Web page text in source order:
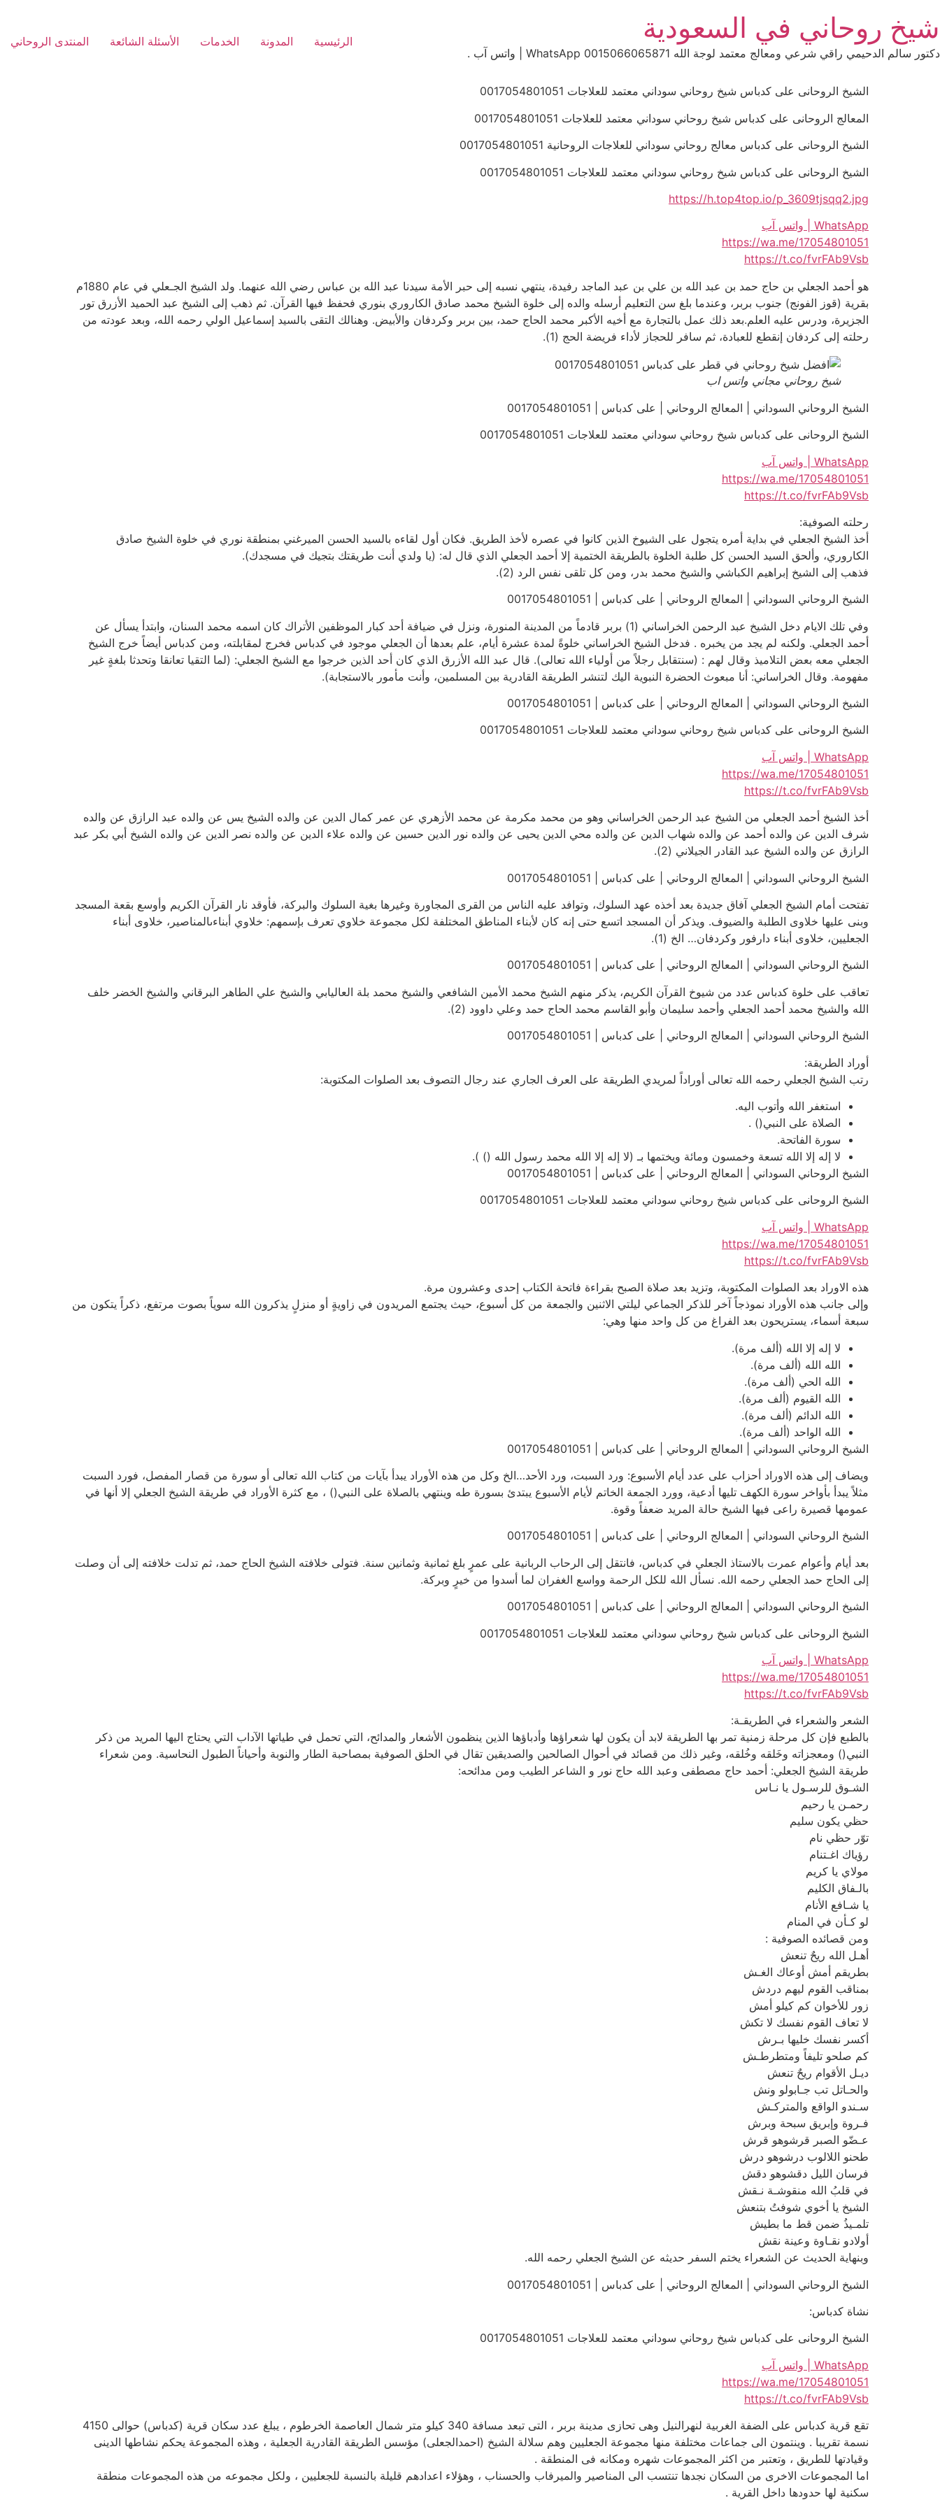
to
content
شيخ روحاني في السعودية
دكتور سالم الدحيمي راقي شرعي ومعالج معتمد لوجة الله 0015066065871 WhatsApp | واتس آب .
الرئيسية المدونة الخدمات الأسئلة الشائعة المنتدى الروحاني
الشيخ الروحانى على كدباس شيخ روحاني سوداني معتمد للعلاجات 0017054801051
المعالج الروحانى على كدباس شيخ روحاني سوداني معتمد للعلاجات 0017054801051
الشيخ الروحانى على كدباس معالج روحاني سوداني للعلاجات الروحانية 0017054801051
الشيخ الروحانى على كدباس شيخ روحاني سوداني معتمد للعلاجات 0017054801051
https://h.top4top.io/p_3609tjsqq2.jpg
WhatsApp | واتس آب
https://wa.me/17054801051
https://t.co/fvrFAb9Vsb
هو أحمد الجعلي بن حاج حمد بن عبد الله بن علي بن عبد الماجد رفيدة، ينتهي نسبه إلى حبر الأمة سيدنا عبد الله بن عباس رضي الله عنهما. ولد الشيخ الجـعلي في عام 1880م
بقرية (قوز الفونج) جنوب بربر، وعندما بلغ سن التعليم أرسله والده إلى خلوة الشيخ محمد صادق الكاروري بنوري فحفظ فيها القرآن. ثم ذهب إلى الشيخ عبد الحميد الأزرق تور
الجزيرة، ودرس عليه العلم.بعد ذلك عمل بالتجارة مع أخيه الأكبر محمد الحاج حمد، بين بربر وكردفان والأبيض. وهنالك التقى بالسيد إسماعيل الولي رحمه الله، وبعد عودته من
رحلته إلى كردفان إنقطع للعبادة، ثم سافر للحجاز لأداء فريضة الحج (1).
شيخ روحاني مجاني واتس اب
الشيخ الروحاني السوداني | المعالج الروحاني | على كدباس | 0017054801051
الشيخ الروحانى على كدباس شيخ روحاني سوداني معتمد للعلاجات 0017054801051
WhatsApp | واتس آب
https://wa.me/17054801051
https://t.co/fvrFAb9Vsb
رحلته الصوفية:
أخذ الشيخ الجعلي في بداية أمره يتجول على الشيوخ الذين كانوا في عصره لأخذ الطريق. فكان أول لقاءه بالسيد الحسن الميرغني بمنطقة نوري في خلوة الشيخ صادق
الكاروري، وألحق السيد الحسن كل طلبة الخلوة بالطريقة الختمية إلا أحمد الجعلي الذي قال له: (يا ولدي أنت طريقتك بتجيك في مسجدك).
فذهب إلى الشيخ إبراهيم الكباشي والشيخ محمد بدر، ومن كل تلقى نفس الرد (2).
الشيخ الروحاني السوداني | المعالج الروحاني | على كدباس | 0017054801051
وفي تلك الايام دخل الشيخ عبد الرحمن الخراساني (1) بربر قادماً من المدينة المنورة، ونزل في ضيافة أحد كبار الموظفين الأتراك كان اسمه محمد السنان، وابتدأ يسأل عن
أحمد الجعلي. ولكنه لم يجد من يخبره . فدخل الشيخ الخراساني خلوةً لمدة عشرة أيام، علم بعدها أن الجعلي موجود في كدباس فخرج لمقابلته، ومن كدباس أيضاً خرج الشيخ
الجعلي معه بعض التلاميذ وقال لهم : (سنتقابل رجلاً من أولياء الله تعالى). قال عبد الله الأزرق الذي كان أحد الذين خرجوا مع الشيخ الجعلي: (لما التقيا تعانقا وتحدثا بلغةٍ غير
مفهومة. وقال الخراساني: أنا مبعوث الحضرة النبوية اليك لتنشر الطريقة القادرية بين المسلمين، وأنت مأمور بالاستجابة).
الشيخ الروحاني السوداني | المعالج الروحاني | على كدباس | 0017054801051
الشيخ الروحانى على كدباس شيخ روحاني سوداني معتمد للعلاجات 0017054801051
WhatsApp | واتس آب
https://wa.me/17054801051
https://t.co/fvrFAb9Vsb
أخذ الشيخ أحمد الجعلي من الشيخ عبد الرحمن الخراساني وهو من محمد مكرمة عن محمد الأزهري عن عمر كمال الدين عن والده الشيخ يس عن والده عبد الرازق عن والده
شرف الدين عن والده أحمد عن والده شهاب الدين عن والده محي الدين يحيى عن والده نور الدين حسين عن والده علاء الدين عن والده نصر الدين عن والده الشيخ أبي بكر عبد
الرازق عن والده الشيخ عبد القادر الجيلاني (2).
الشيخ الروحاني السوداني | المعالج الروحاني | على كدباس | 0017054801051
تفتحت أمام الشيخ الجعلي آفاق جديدة بعد أخذه عهد السلوك، وتوافد عليه الناس من القرى المجاورة وغيرها بغية السلوك والبركة، فأوقد نار القرآن الكريم وأوسع بقعة المسجد
وبنى عليها خلاوى الطلبة والضيوف. ويذكر أن المسجد اتسع حتى إنه كان لأبناء المناطق المختلفة لكل مجموعة خلاوي تعرف بإسمهم: خلاوي أبناءىالمناصير، خلاوى أبناء
الجعليين، خلاوى أبناء دارفور وكردفان… الخ (1).
الشيخ الروحاني السوداني | المعالج الروحاني | على كدباس | 0017054801051
تعاقب على خلوة كدباس عدد من شيوخ القرآن الكريم، يذكر منهم الشيخ محمد الأمين الشافعي والشيخ محمد بلة العاليابي والشيخ علي الطاهر البرقاني والشيخ الخضر خلف
الله والشيخ محمد أحمد الجعلي وأحمد سليمان وأبو القاسم محمد الحاج حمد وعلي داوود (2).
الشيخ الروحاني السوداني | المعالج الروحاني | على كدباس | 0017054801051
أوراد الطريقة:
رتب الشيخ الجعلي رحمه الله تعالى أوراداً لمريدي الطريقة على العرف الجاري عند رجال التصوف بعد الصلوات المكتوبة:
استغفر الله وأتوب اليه.
الصلاة على النبي() .
سورة الفاتحة.
لا إله إلا الله تسعة وخمسون ومائة ويختمها بـ (لا إله إلا الله محمد رسول الله () ).
الشيخ الروحاني السوداني | المعالج الروحاني | على كدباس | 0017054801051
الشيخ الروحانى على كدباس شيخ روحاني سوداني معتمد للعلاجات 0017054801051
WhatsApp | واتس آب
https://wa.me/17054801051
https://t.co/fvrFAb9Vsb
هذه الاوراد بعد الصلوات المكتوبة، وتزيد بعد صلاة الصبح بقراءة فاتحة الكتاب إحدى وعشرون مرة.
وإلى جانب هذه الأوراد نموذجاً آخر للذكر الجماعي ليلتي الاثنين والجمعة من كل أسبوع، حيث يجتمع المريدون في زاويةٍ أو منزلٍ يذكرون الله سوياً بصوت مرتفع، ذكراً يتكون من
سبعة أسماء، يستريحون بعد الفراغ من كل واحد منها وهي:
لا إله إلا الله (ألف مرة).
الله الله (ألف مرة).
الله الحي (ألف مرة).
الله القيوم (ألف مرة).
الله الدائم (ألف مرة).
الله الواحد (ألف مرة).
الشيخ الروحاني السوداني | المعالج الروحاني | على كدباس | 0017054801051
ويضاف إلى هذه الاوراد أحزاب على عدد أيام الأسبوع: ورد السبت، ورد الأحد…الخ وكل من هذه الأوراد يبدأ بآيات من كتاب الله تعالى أو سورة من قصار المفصل، فورد السبت
مثلاً يبدأ بأواخر سورة الكهف تليها أدعية، وورد الجمعة الخاتم لأيام الأسبوع يبتدئ بسورة طه وينتهي بالصلاة على النبي() ، مع كثرة الأوراد في طريقة الشيخ الجعلي إلا أنها في
عمومها قصيرة راعى فيها الشيخ حالة المريد ضعفاً وقوة.
الشيخ الروحاني السوداني | المعالج الروحاني | على كدباس | 0017054801051
بعد أيام وأعوام عمرت بالاستاذ الجعلي في كدباس، فانتقل إلى الرحاب الربانية على عمرٍ بلغ ثمانية وثمانين سنة. فتولى خلافته الشيخ الحاج حمد، ثم تدلت خلافته إلى أن وصلت
إلى الحاج حمد الجعلي رحمه الله. نسأل الله للكل الرحمة وواسع الغفران لما أسدوا من خيرٍ وبركة.
الشيخ الروحاني السوداني | المعالج الروحاني | على كدباس | 0017054801051
الشيخ الروحانى على كدباس شيخ روحاني سوداني معتمد للعلاجات 0017054801051
WhatsApp | واتس آب
https://wa.me/17054801051
https://t.co/fvrFAb9Vsb
الشعر والشعراء في الطريقـة:
بالطبع فإن كل مرحلة زمنية تمر بها الطريقة لابد أن يكون لها شعراؤها وأدباؤها الذين ينظمون الأشعار والمدائح، التي تحمل في طياتها الآداب التي يحتاج اليها المريد من ذكر
النبي() ومعجزاته وخَلقه وخُلقه، وغير ذلك من قصائد في أحوال الصالحين والصديقين تقال في الحلق الصوفية بمصاحبة الطار والنوبة وأحياناً الطبول النحاسية. ومن شعراء
طريقة الشيخ الجعلي: أحمد حاج مصطفى وعبد الله حاج نور و الشاعر الطيب ومن مدائحه:
الشـوق للرسـول يا نـاس
رحمـن يا رحيم
حظي يكون سليم
توّر حظي نام
رؤياك اغـتنام
مولاي يا كريم
بالـفاق الكليم
يا شـافع الأنام
لو كـأن في المنام
ومن قصائده الصوفية :
أهـل الله ريحٌ تنعش
بطريقم أمش أوعاك الغـش
بمناقب القوم ليهم دردش
زور للأخوان كم كيلو أمش
لا تعاف القوم نفسك لا تكش
أكسر نفسك خليها بـرش
كم صلحو تليفاً ومتطرطـش
ديـل الأقوام ريحٌ تنعش
والحـاتل تب جـابولو ونش
سـندو الواقع والمتركـش
فـروة وإبريق سبحة وبرش
عـضّو الصبر قرشوهو قرش
طحنو اللالوب درشوهو درش
فرسان الليل دقشوهو دقش
في قلبُ الله منقوشـة نـقش
الشيخ يا أخوي شوفتُ بتنعش
تلمـيذُ ضمن قط ما بطيش
أولادو نقـاوة وعينة نقش
وبنهاية الحديث عن الشعراء يختم السفر حديثه عن الشيخ الجعلي رحمه الله.
الشيخ الروحاني السوداني | المعالج الروحاني | على كدباس | 0017054801051
نشاة كدباس:
الشيخ الروحانى على كدباس شيخ روحاني سوداني معتمد للعلاجات 0017054801051
WhatsApp | واتس آب
https://wa.me/17054801051
https://t.co/fvrFAb9Vsb
تقع قرية كدباس على الضفة الغربية لنهرالنيل وهى تحازى مدينة بربر ، التى تبعد مسافة 340 كيلو متر شمال العاصمة الخرطوم ، يبلغ عدد سكان قرية (كدباس) حوالى 4150
نسمة تقريبا . وينتمون الى جماعات مختلفة منها مجموعة الجعليين وهم سلالة الشيخ (احمدالجعلى) مؤسس الطريقة القادرية الجعلية ، وهذه المجموعة يحكم نشاطها الدينى
وقيادتها للطريق ، وتعتبر من اكثر المجموعات شهره ومكانه فى المنطقة .
اما المجموعات الاخرى من السكان نجدها تنتسب الى المناصير والميرفاب والحسناب ، وهؤلاء اعدادهم قليلة بالنسبة للجعليين ، ولكل مجموعه من هذه المجموعات منطقة
سكنية لها حدودها داخل القرية .